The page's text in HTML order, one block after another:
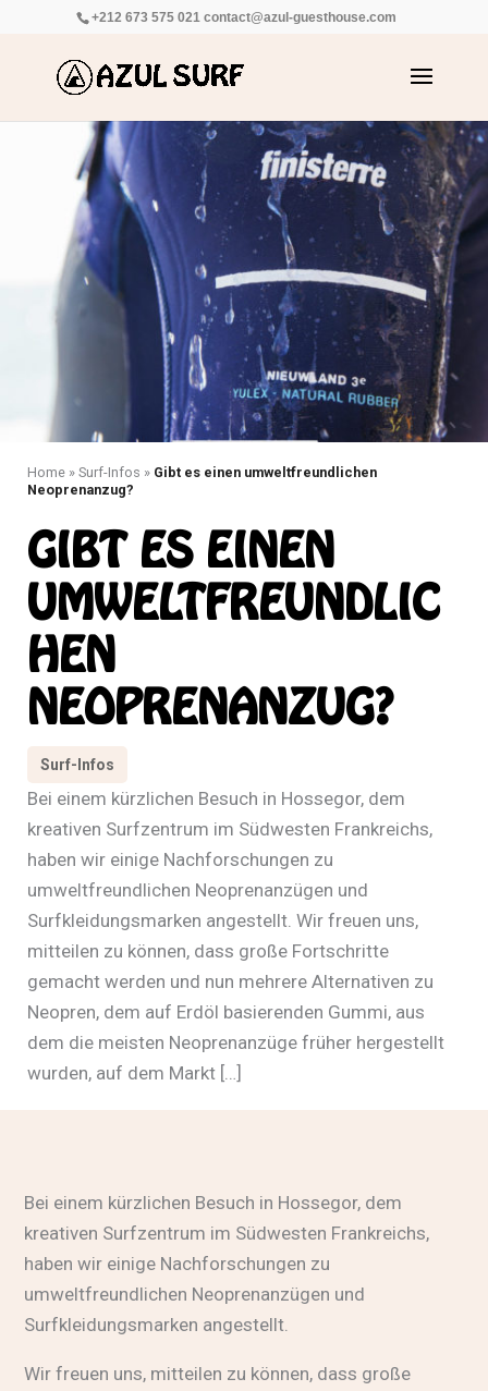
+212 673 575 021 contact@azul-guesthouse.com
Home » Surf-Infos » Gibt es einen umweltfreundlichen
Neoprenanzug?
GIBT ES EINEN
UMWELTFREUNDLIC
HEN
NEOPRENANZUG?
Surf-Infos
Bei einem kürzlichen Besuch in Hossegor, dem
kreativen Surfzentrum im Südwesten Frankreichs,
haben wir einige Nachforschungen zu
umweltfreundlichen Neoprenanzügen und
Surfkleidungsmarken angestellt. Wir freuen uns,
mitteilen zu können, dass große Fortschritte
gemacht werden und nun mehrere Alternativen zu
Neopren, dem auf Erdöl basierenden Gummi, aus
dem die meisten Neoprenanzüge früher hergestellt
wurden, auf dem Markt […]
Bei einem kürzlichen Besuch in Hossegor, dem
kreativen Surfzentrum im Südwesten Frankreichs,
haben wir einige Nachforschungen zu
umweltfreundlichen Neoprenanzügen und
Surfkleidungsmarken angestellt.
Wir freuen uns, mitteilen zu können, dass große